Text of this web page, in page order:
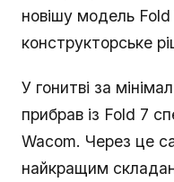
новішу модель
конструкторське
У гонитві за
прибрав із Fold 7
Wacom. Через це
найкращим